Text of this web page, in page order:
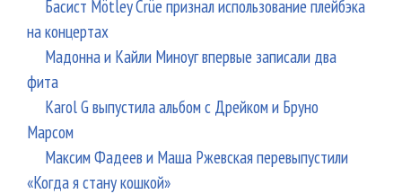
Басист Mötley Crüe признал использование плейбэка
на концертах
Мадонна и Кайли Миноуг впервые записали два
фита
Karol G выпустила альбом с Дрейком и Бруно
Марсом
Максим Фадеев и Маша Ржевская перевыпустили
«Когда я стану кошкой»